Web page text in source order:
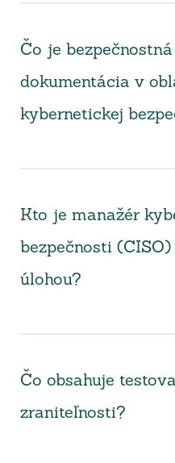
Čo je bezpečnostná
dokumentácia v
kybernetickej
Kto je manažér
bezpečnosti
úlohou?
Čo obsahuje
zraniteľnosti?